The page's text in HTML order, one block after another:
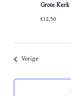
Grote Kerk
€12,50
VorigeEvenementen